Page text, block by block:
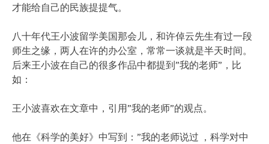
才能给自己的民族提提气。
八十年代王小波留学美国那会儿，和许倬云先生有过一段
师生之缘，两人在许的办公室，常常一谈就是半天时间。
后来王小波在自己的很多作品中都提到”我的老师”，比
如：
王小波喜欢在文章中，引用”我的老师”的观点。
他在《科学的美好》中写到：”我的老师说过 ，科学对中